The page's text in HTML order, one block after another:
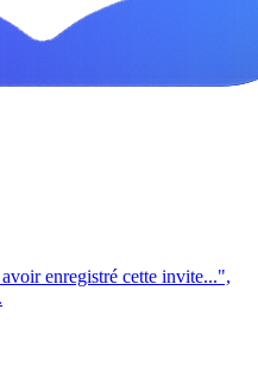
enregistré cette invite...",